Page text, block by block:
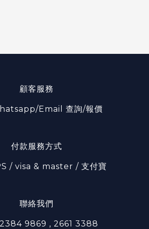
顧客服務
Email 查詢/報價
付款服務方式
/ visa & master / 支付寶
聯絡我們
2384 9869 , 2661 3388